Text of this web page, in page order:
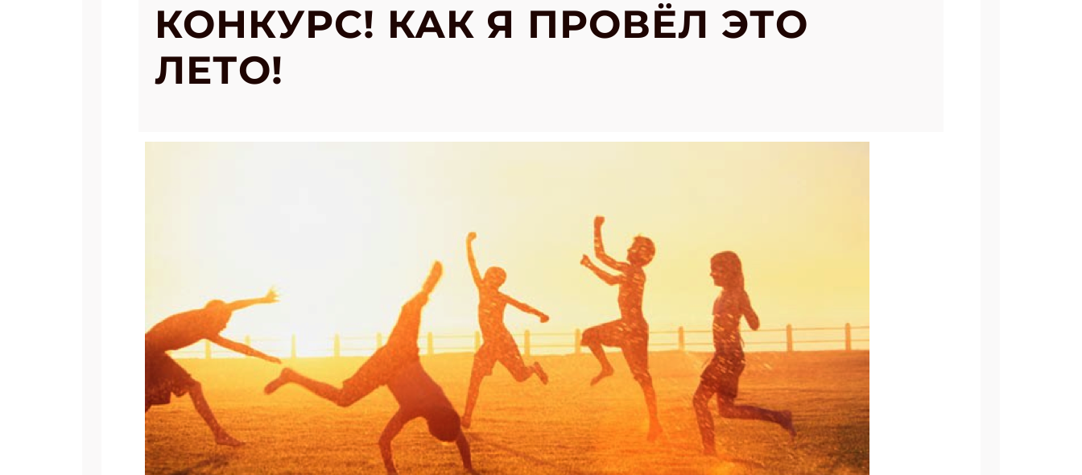
КОНКУРС! КАК Я ПРОВЁЛ ЭТО
ЛЕТО!